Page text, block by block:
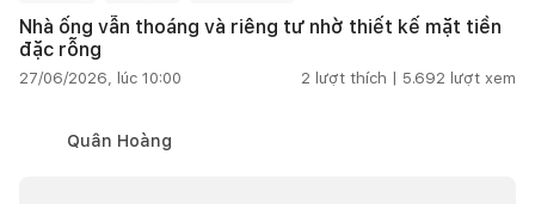
Nhà ống vẫn thoáng và riêng tư nhờ thiết kế mặt tiền
đặc rỗng
27/06/2026, lúc 10:00 2 lượt thích | 5.692 lượt xem
Quân Hoàng